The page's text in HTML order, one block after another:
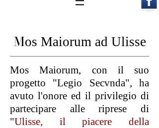
Mos Maiorum ad Ulisse
Mos Maiorum, con il suo
progetto "Legio Secvnda", ha
avuto l'onore ed il privilegio di
partecipare alle riprese di
"Ulisse, il piacere della